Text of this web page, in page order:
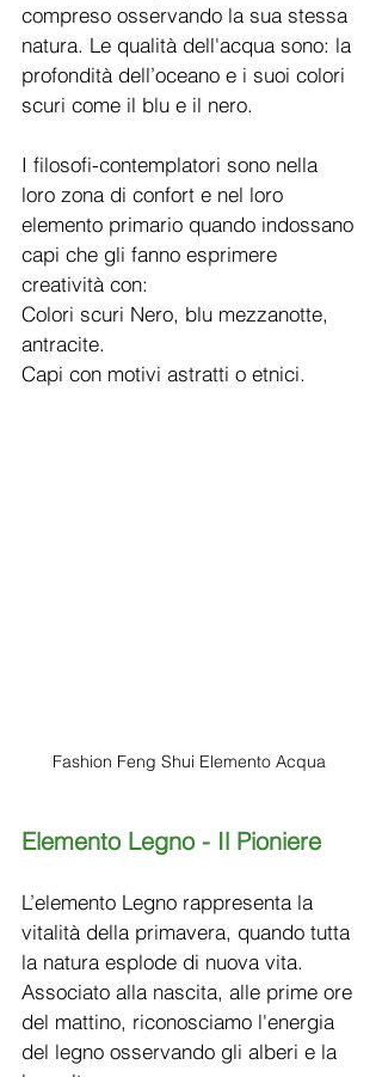
compreso osservando la sua stessa
natura. Le qualità dell'acqua sono: la
profondità dell’oceano e i suoi colori
scuri come il blu e il nero.
I filosofi-contemplatori sono nella
loro zona di confort e nel loro
elemento primario quando indossano
capi che gli fanno esprimere
creatività con:
Colori scuri Nero, blu mezzanotte,
antracite.
Capi con motivi astratti o etnici.
Fashion Feng Shui Elemento Acqua
Elemento Legno - Il Pioniere
L’elemento Legno rappresenta la
vitalità della primavera, quando tutta
la natura esplode di nuova vita.
Associato alla nascita, alle prime ore
del mattino, riconosciamo l'energia
del legno osservando gli alberi e la